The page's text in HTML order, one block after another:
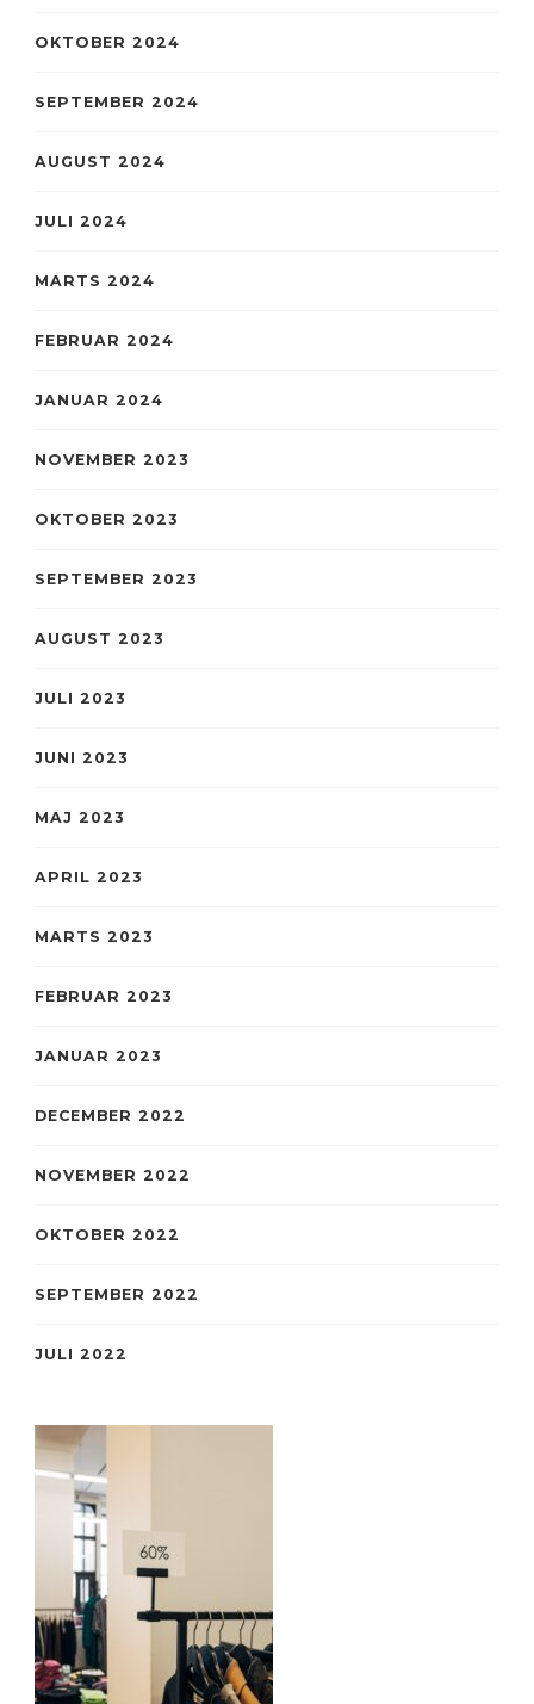
OKTOBER 2024
SEPTEMBER 2024
AUGUST 2024
JULI 2024
MARTS 2024
FEBRUAR 2024
JANUAR 2024
NOVEMBER 2023
OKTOBER 2023
SEPTEMBER 2023
AUGUST 2023
JULI 2023
JUNI 2023
MAJ 2023
APRIL 2023
MARTS 2023
FEBRUAR 2023
JANUAR 2023
DECEMBER 2022
NOVEMBER 2022
OKTOBER 2022
SEPTEMBER 2022
JULI 2022